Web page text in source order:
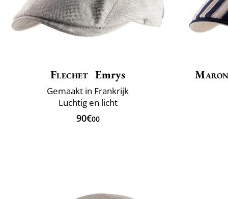
Flechet Emrys
Gemaakt in Frankrijk
Luchtig en licht
90€00